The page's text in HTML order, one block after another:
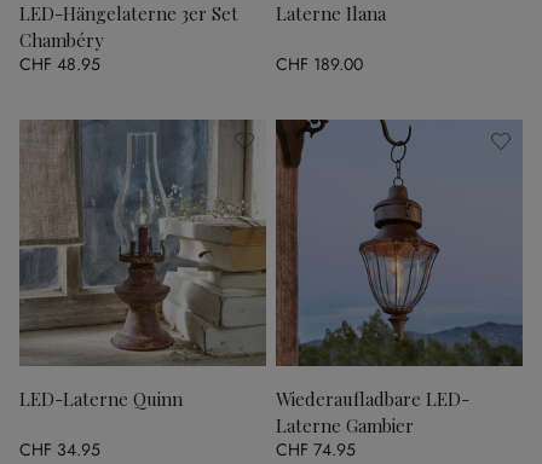
LED-Hängelaterne 3er Set
Chambéry
CHF 48.95
Laterne Ilana
CHF 189.00
LED-Laterne Quinn
CHF 34.95
Wiederaufladbare LED-
Laterne Gambier
CHF 74.95